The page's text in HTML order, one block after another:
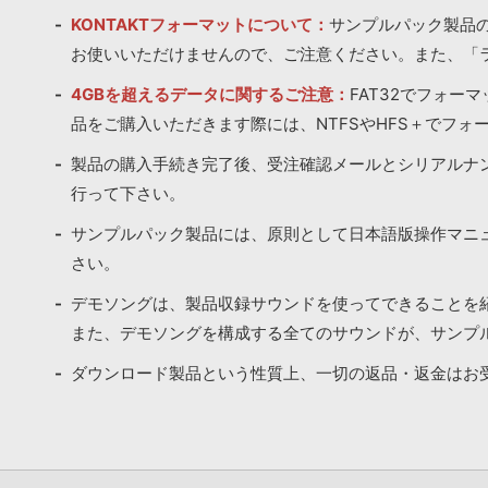
KONTAKTフォーマットについて： サンプルパック製品
お使いいただけませんので、ご注意ください。また、
4GBを超えるデータに関するご注意： FAT32でフォーマ
品をご購入いただきます際には、NTFSやHFS＋でフォ
製品の購入手続き完了後、受注確認メールとシリアル
行って下さい。
サンプルパック製品には、原則として日本語版操作マ
さい。
デモソングは、製品収録サウンドを使ってできること
また、デモソングを構成する全てのサウンドが、サン
ダウンロード製品という性質上、一切の返品・返金はお